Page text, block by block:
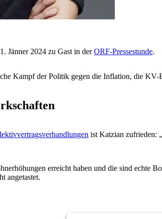
Jänner 2024 zu Gast in derORF-Pressestunde.
Kampf der Politik gegen die Inflation, die
ist Katzian zufrieden:
erreicht haben und die sind echte
angetastet.